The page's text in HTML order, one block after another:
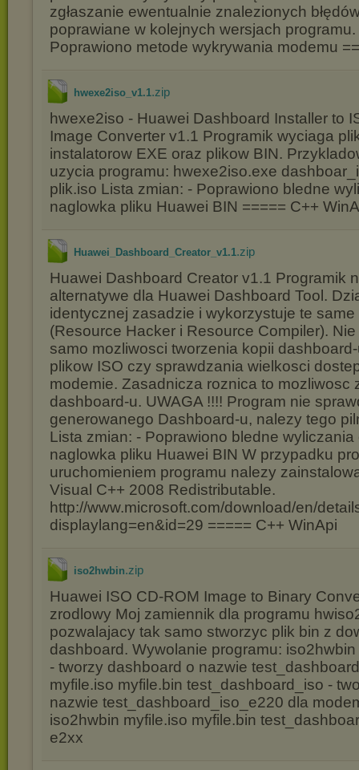
zgłaszanie ewentualnie znalezionych
poprawiane w kolejnych wersjach
Poprawiono metode wykrywania modemu
hwexe2iso_v1.1.zip
hwexe2iso - Huawei Dashboard Installer to
Image Converter v1.1 Programik wyciaga
instalatorow EXE oraz plikow BIN.
uzycia programu: hwexe2iso.exe
plik.iso Lista zmian: - Poprawiono bledne
naglowka pliku Huawei BIN ===== C++
Huawei_Dashboard_Creator_v1.1.zip
Huawei Dashboard Creator v1.1 Programik
alternatywe dla Huawei Dashboard Tool.
identycznej zasadzie i wykorzystuje te
(Resource Hacker i Resource Compiler).
samo mozliwosci tworzenia kopii
plikow ISO czy sprawdzania wielkosci
modemie. Zasadnicza roznica to mozliwosc
dashboard-u. UWAGA !!!! Program nie
generowanego Dashboard-u, nalezy tego
Lista zmian: - Poprawiono bledne wyliczania
naglowka pliku Huawei BIN W przypadku
uruchomieniem programu nalezy
Visual C++ 2008 Redistributable.
http://www.microsoft.com/download/en/
displaylang=en&id=29 ===== C++ WinApi
iso2hwbin.zip
Huawei ISO CD-ROM Image to Binary
zrodlowy Moj zamiennik dla programu
pozwalajacy tak samo stworzyc plik bin z
dashboard. Wywolanie programu:
- tworzy dashboard o nazwie
myfile.iso myfile.bin test_dashboard_iso -
nazwie test_dashboard_iso_e220 dla
iso2hwbin myfile.iso myfile.bin
e2xx